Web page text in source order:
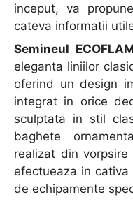
inceput, va
cateva informatii
Semineul
eleganta liniilor
oferind un design
integrat in orice
sculptata in stil
baghete
realizat din
efectueaza in
de echipamente